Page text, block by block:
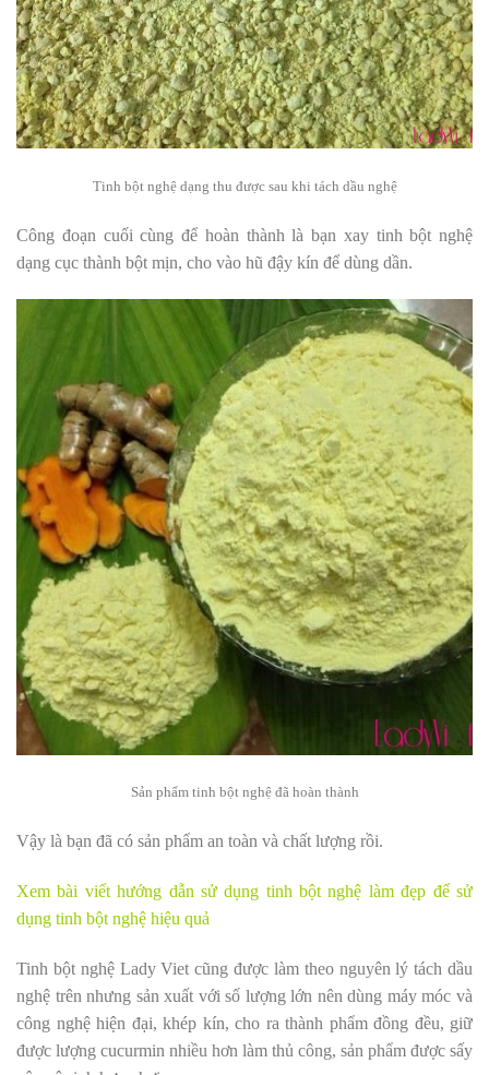
Tinh bột nghệ dạng thu được sau khi tách dầu nghệ
Công đoạn cuối cùng để hoàn thành là bạn xay tinh bột nghệ
dạng cục thành bột mịn, cho vào hũ đậy kín để dùng dần.
Sản phẩm tinh bột nghệ đã hoàn thành
Vậy là bạn đã có sản phẩm an toàn và chất lượng rồi.
Xem bài viết hướng dẫn sử dụng tinh bột nghệ làm đẹp để sử
dụng tinh bột nghệ hiệu quả
Tinh bột nghệ Lady Viet cũng được làm theo nguyên lý tách dầu
nghệ trên nhưng sản xuất với số lượng lớn nên dùng máy móc và
công nghệ hiện đại, khép kín, cho ra thành phẩm đồng đều, giữ
được lượng cucurmin nhiều hơn làm thủ công, sản phẩm được sấy